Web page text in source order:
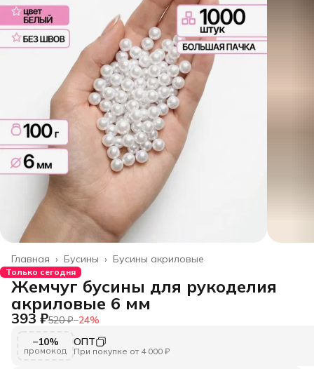
Бусины акриловые
Бусины ›
Главная ›
Только сегодня
Жемчуг бусины для рукоделия
акриловые 6 мм
393 ₽520 ₽−24%
−10%
промокод
ОПТ
При покупке от 4 000 ₽